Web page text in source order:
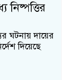
নিষ্পত্তির
ঘটনায় দায়ের
দিয়েছে